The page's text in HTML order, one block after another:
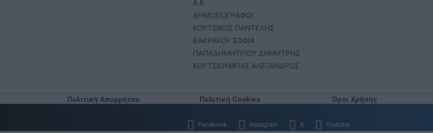
Α.Ε
ΔΗΜΟΣΙΟΓΡΑΦΟΙ:
ΚΟΥΤΣΙΚΟΣ ΠΑΝΤΕΛΗΣ
ΒΑΚΡΑΚΟΥ ΣΟΦΙΑ
ΠΑΠΑΔΗΜΗΤΡΙΟΥ ΔΗΜΗΤΡΗΣ
ΚΟΥΤΣΙΟΥΜΠΑΣ ΑΛΕΞΑΝΔΡΟΣ
Πολιτική Απορρήτου Πολιτική Cookies Όροι Χρήσης
Facebook Instagram X Youtube